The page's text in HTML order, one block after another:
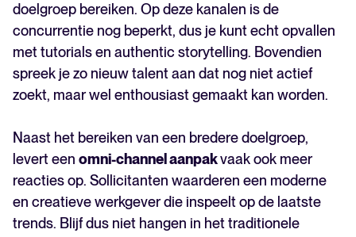
doelgroep bereiken. Op deze kanalen is de
concurrentie nog beperkt, dus je kunt echt opvallen
met tutorials en authentic storytelling. Bovendien
spreek je zo nieuw talent aan dat nog niet actief
zoekt, maar wel enthousiast gemaakt kan worden.
Naast het bereiken van een bredere doelgroep,
levert een omni-channel aanpakvaak ook meer
reacties op. Sollicitanten waarderen een moderne
en creatieve werkgever die inspeelt op de laatste
trends. Blijf dus niet hangen in het traditionele